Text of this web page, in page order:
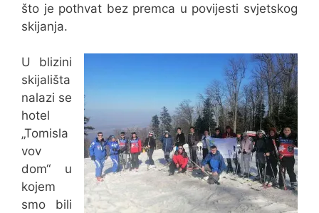
što je pothvat bez premca u povijesti svjetskog
skijanja.
U blizini
skijališta
nalazi se
hotel
„Tomisla
vov
dom“ u
kojem
smo bili